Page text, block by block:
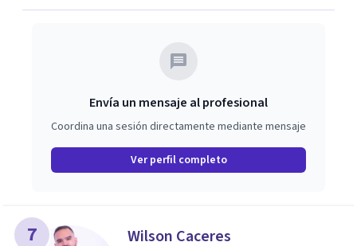
Envía un mensaje al profesional
Coordina una sesión directamente mediante mensaje
Ver perfil completo
7 Wilson Caceres